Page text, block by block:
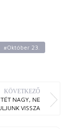
#Október 23.
KÖVETKEZŐ
NAGY, NE
VISSZA